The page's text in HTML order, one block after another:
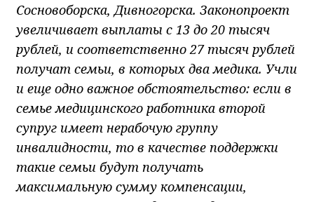
Сосновоборска, Дивногорска. Законопроект
увеличивает выплаты с 13 до 20 тысяч
рублей, и соответственно 27 тысяч рублей
получат семьи, в которых два медика. Учли
и еще одно важное обстоятельство: если в
семье медицинского работника второй
супруг имеет нерабочую группу
инвалидности, то в качестве поддержки
такие семьи будут получать
максимальную сумму компенсации,